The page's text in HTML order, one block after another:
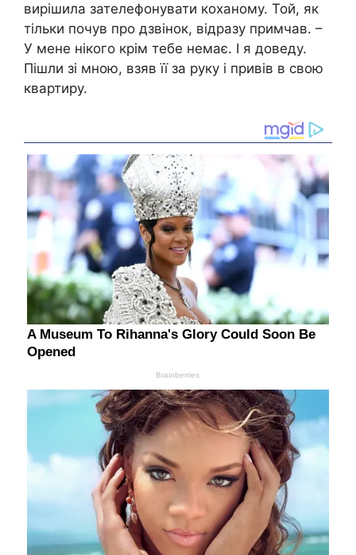
вирішила зателефонувати коханому. Той, як
тільки почув про дзвінок, відразу примчав. –
У мене нікого крім тебе немає. І я доведу.
Пішли зі мною, взяв її за руку і привів в свою
квартиру.